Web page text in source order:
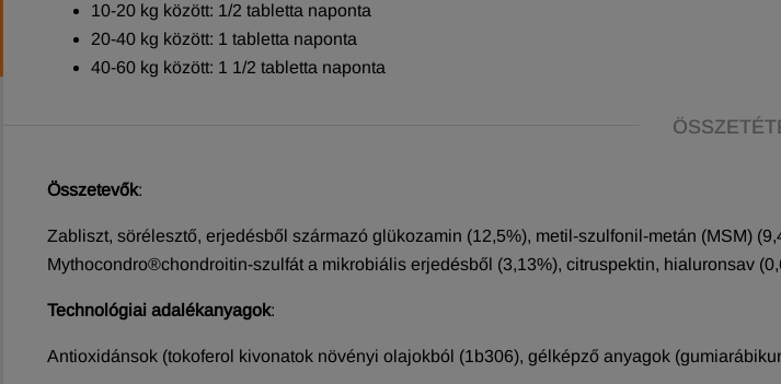
10-20 kg között: 1/2 tabletta naponta
20-40 kg között: 1 tabletta naponta
40-60 kg között: 1 1/2 tabletta naponta
Összetevők:
Zabliszt, sörélesztő, erjedésből származó glükozamin (12,5%), metil-szulfonil-metán (MSM)
Mythocondro®chondroitin-szulfát a mikrobiális erjedésből (3,13%), citruspektin, hialuronsav
Technológiai adalékanyagok:
Antioxidánsok (tokoferol kivonatok növényi olajokból (1b306), gélképző anyagok